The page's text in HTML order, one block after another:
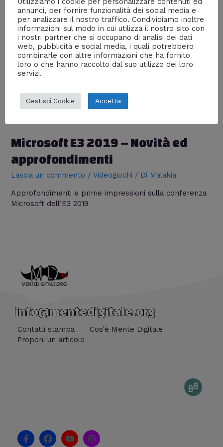
Microsoft E3 2019 – Novità ed
approfondimenti
Lascia un commento /Videogiochi / Di Malakia
Approfondimenti e prime impressioni sulla conferenza
Microsoft dell’E3 2019
info@mentedigitale.org
Contatti stampa
Cos'è Mente Digitale
Proponi un articolo
F
a
F
a
Y
o
I
n
annunci, per fornire funzionalità dei social media e
per analizzare il nostro traffico. Condividiamo inoltre
informazioni sul modo in cui utilizza il nostro sito con
i nostri partner che si occupano di analisi dei dati
web, pubblicità e social media, i quali potrebbero
combinarle con altre informazioni che ha fornito
loro o che hanno raccolto dal suo utilizzo dei loro
servizi.
Gestisci Cookie Accetta